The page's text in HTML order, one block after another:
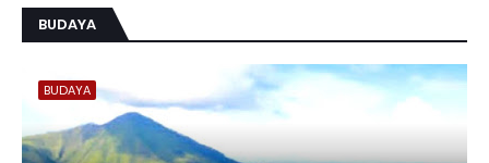
BUDAYA
BUDAYA